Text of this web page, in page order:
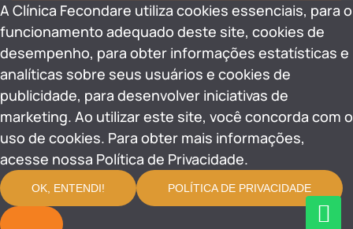
A Clínica Fecondare utiliza cookies essenciais, para o
funcionamento adequado deste site, cookies de
desempenho, para obter informações estatísticas e
analíticas sobre seus usuários e cookies de
publicidade, para desenvolver iniciativas de
marketing. Ao utilizar este site, você concorda com o
uso de cookies. Para obter mais informações,
acesse nossa Política de Privacidade.
OK, ENTENDI! POLÍTICA DE PRIVACIDADE